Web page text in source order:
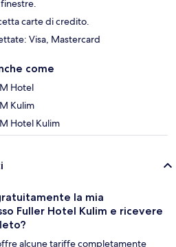
carte di credito.
Visa, Mastercard
come
Hotel
Kulim
Hotel Kulim
la mia
Fuller Hotel Kulim e ricevere
alcune tariffe completamente